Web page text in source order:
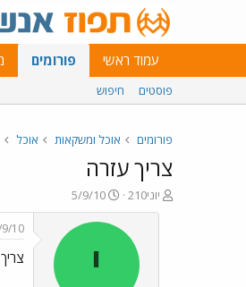
עמוד ראשי פורומים
פוסטים חיפוש
פורומים אוכל ומשקאות אוכל
צריך עזרה
פ
ו
יוני210
פ
ו
ר
5/9/10
י
10